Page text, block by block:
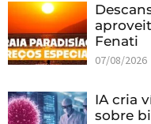
Fenati
07/08/2026
IA cria
sobre